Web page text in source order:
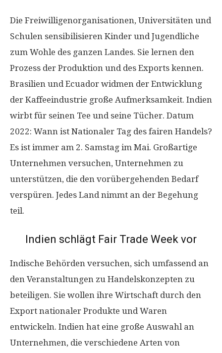
Die Freiwilligenorganisationen, Universitäten und
Schulen sensibilisieren Kinder und Jugendliche
zum Wohle des ganzen Landes. Sie lernen den
Prozess der Produktion und des Exports kennen.
Brasilien und Ecuador widmen der Entwicklung
der Kaffeeindustrie große Aufmerksamkeit. Indien
wirbt für seinen Tee und seine Tücher. Datum
2022: Wann ist Nationaler Tag des fairen Handels?
Es ist immer am 2. Samstag im Mai. Großartige
Unternehmen versuchen, Unternehmen zu
unterstützen, die den vorübergehenden Bedarf
verspüren. Jedes Land nimmt an der Begehung
teil.
Indien schlägt Fair Trade Week vor
Indische Behörden versuchen, sich umfassend an
den Veranstaltungen zu Handelskonzepten zu
beteiligen. Sie wollen ihre Wirtschaft durch den
Export nationaler Produkte und Waren
entwickeln. Indien hat eine große Auswahl an
Unternehmen, die verschiedene Arten von